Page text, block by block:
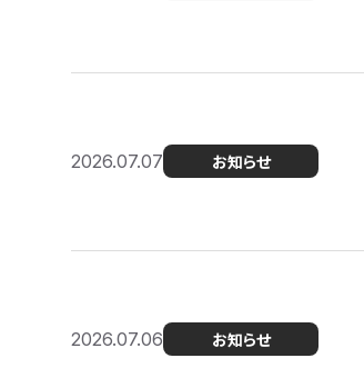
2026.07.07 お知らせ
2026.07.06 お知らせ